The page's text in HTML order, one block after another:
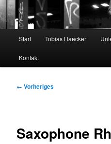
Start Tobias Haecker
Kontakt
Bilder-
← Vorheriges
Saxophone